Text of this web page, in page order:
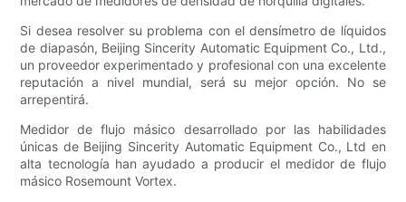
Si desea resolver su problema con el densímetro de líquidos
de diapasón, Beijing Sincerity Automatic Equipment Co., Ltd.,
un proveedor experimentado y profesional con una excelente
reputación a nivel mundial, será su mejor opción. No se
arrepentirá.
Medidor de flujo másico desarrollado por las habilidades
únicas de Beijing Sincerity Automatic Equipment Co., Ltd en
alta tecnología han ayudado a producir el medidor de flujo
másico Rosemount Vortex.